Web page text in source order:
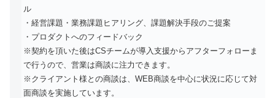
ル
・経営課題・業務課題ヒアリング、課題解決手段のご提案
・プロダクトへのフィードバック
※契約を頂いた後はCSチームが導入支援からアフターフォローま
で行うので、営業は商談に注力できます。
※クライアント様との商談は、WEB商談を中心に状況に応じて対
面商談を実施しています。